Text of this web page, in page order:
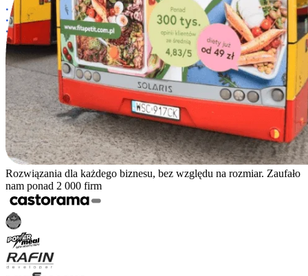
Rozwiązania dla każdego biznesu, bez względu na rozmiar. Zaufało
nam ponad 2 000 firm